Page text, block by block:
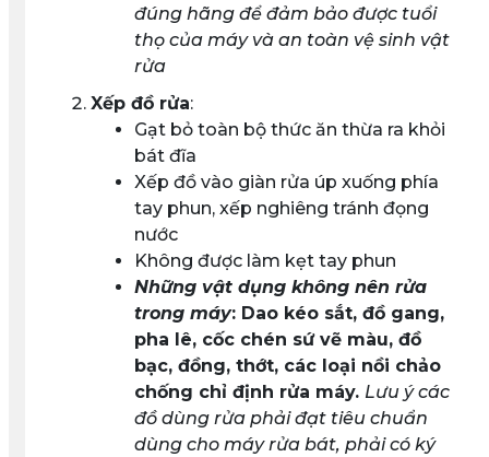
đúng hãng để đảm bảo được tuổi
thọ của máy và an toàn vệ sinh vật
rửa
Xếp đồ rửa:
Gạt bỏ toàn bộ thức ăn thừa ra khỏi
bát đĩa
Xếp đồ vào giàn rửa úp xuống phía
tay phun, xếp nghiêng tránh đọng
nước
Không được làm kẹt tay phun
Những vật dụng không nên rửa
trong máy: Dao kéo sắt, đồ gang,
pha lê, cốc chén sứ vẽ màu, đồ
bạc, đồng, thớt, các loại nồi chảo
chống chỉ định rửa máy. Lưu ý các
đồ dùng rửa phải đạt tiêu chuẩn
dùng cho máy rửa bát, phải có ký